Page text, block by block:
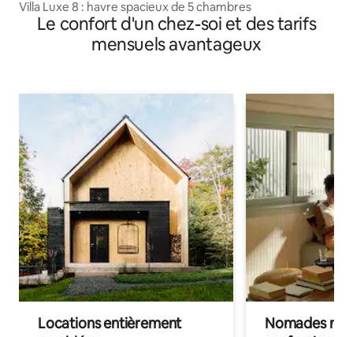
Villa Luxe 8 : havre spacieux de 5 chambres
Le confort d'un chez-soi et des tarifs
mensuels avantageux
Locations entièrement
Nomades